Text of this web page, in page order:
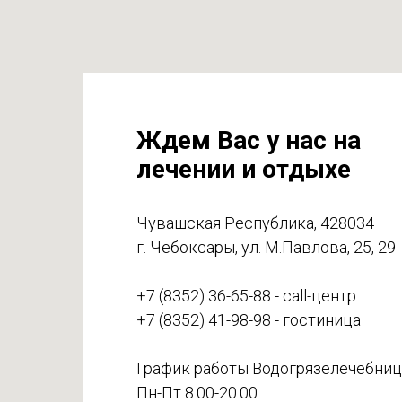
Ждем Вас у нас на
лечении и отдыхе
Чувашская Республика, 428034
г. Чебоксары, ул. М.Павлова, 25, 29
+7 (8352) 36-65-88 - call-центр
+7 (8352) 41-98-98 - гостиница
График работы
Пн-Пт 8.00-20.00